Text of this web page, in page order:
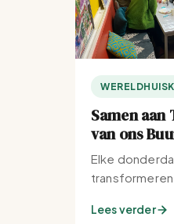
Samen aan
van ons
Elke
buurt.
Lees verder